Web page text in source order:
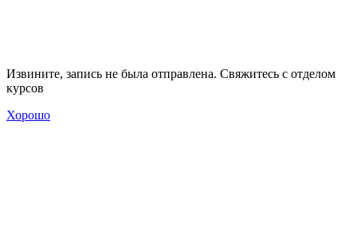
Извините, запись не была отправлена. Свяжитесь с отделом
курсов
Хорошо